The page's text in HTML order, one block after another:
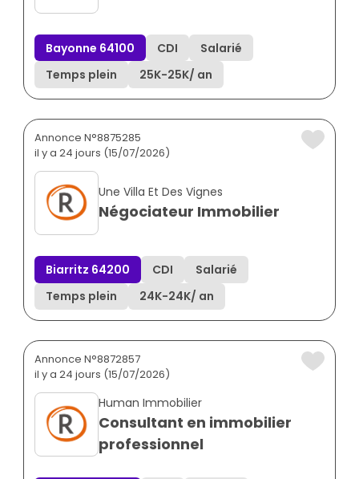
Bayonne 64100 CDI
Salarié
Temps plein
25K-25K/ an
Annonce N°8875285
il y a 24 jours (15/07/2026)
Une Villa Et Des Vignes
Négociateur Immobilier
Biarritz 64200 CDI
Salarié
Temps plein
24K-24K/ an
Annonce N°8872857
il y a 24 jours (15/07/2026)
Human Immobilier
Consultant en immobilier
professionnel